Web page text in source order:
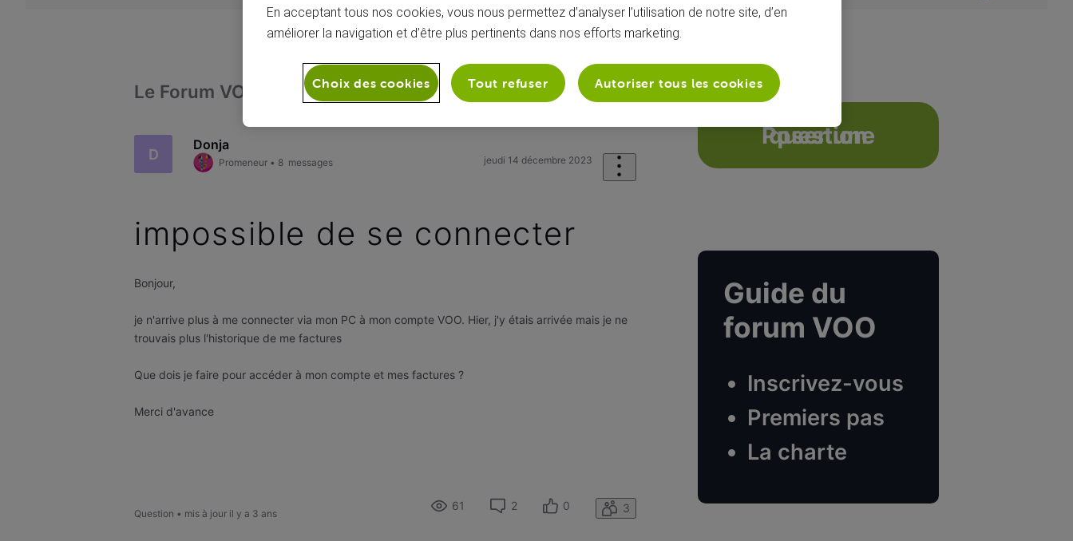
Le Forum VOO Administratif Ma facture impossible de se connecter
D
Donja
Promeneur• 8 messages jeudi 14 décembre 2023
impossible de se connecter
Bonjour,
je n'arrive plus à me connecter via mon PC à mon compte VOO. Hier, j'y étais arrivée mais je ne
trouvais plus l'historique de me factures
Que dois je faire pour accéder à mon compte et mes factures ?
Merci d'avance
Question • mis à jour il y a 3 ans
61 2 0 3
Poser une question
Guide du
forum VOO
Inscrivez-vous
Premiers pas
La charte
En acceptant tous nos cookies, vous nous permettez d’analyser l’utilisation de notre site, d’en
améliorer la navigation et d’être plus pertinents dans nos efforts marketing.
Tout refuser Autoriser tous les cookies
Choix des cookies